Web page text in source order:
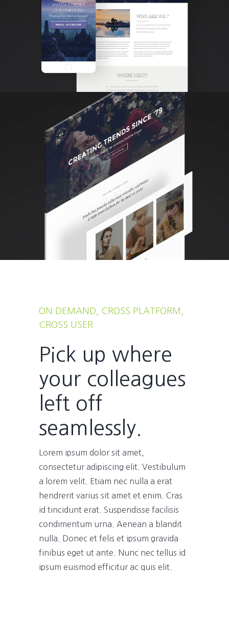
ON DEMAND, CROSS PLATFORM,
CROSS USER
Pick up where
your colleagues
left off
seamlessly.
Lorem ipsum dolor sit amet,
consectetur adipiscing elit. Vestibulum
a lorem velit. Etiam nec nulla a erat
hendrerit varius sit amet et enim. Cras
id tincidunt erat. Suspendisse facilisis
condimentum urna. Aenean a blandit
nulla. Donec et felis et ipsum gravida
finibus eget ut ante. Nunc nec tellus id
ipsum euismod efficitur ac quis elit.